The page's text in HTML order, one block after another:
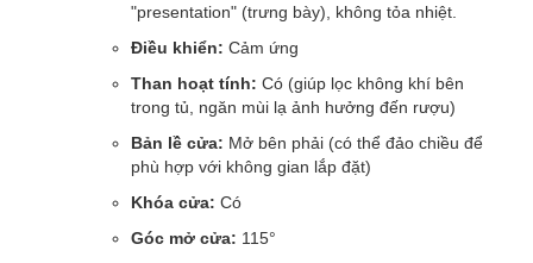
"presentation" (trưng bày), không tỏa nhiệt.
Điều khiển: Cảm ứng
Than hoạt tính: Có (giúp lọc không khí bên
trong tủ, ngăn mùi lạ ảnh hưởng đến rượu)
Bản lề cửa: Mở bên phải (có thể đảo chiều để
phù hợp với không gian lắp đặt)
Khóa cửa: Có
Góc mở cửa: 115°